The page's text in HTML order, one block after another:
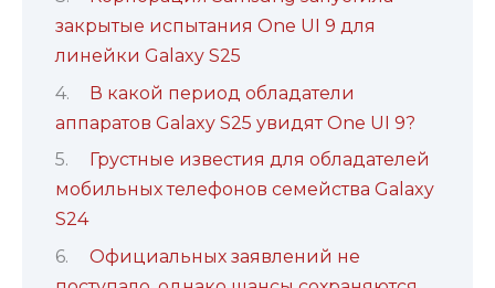
закрытые испытания One UI 9 для
линейки Galaxy S25
В какой период обладатели
аппаратов Galaxy S25 увидят One UI 9?
Грустные известия для обладателей
мобильных телефонов семейства Galaxy
S24
Официальных заявлений не